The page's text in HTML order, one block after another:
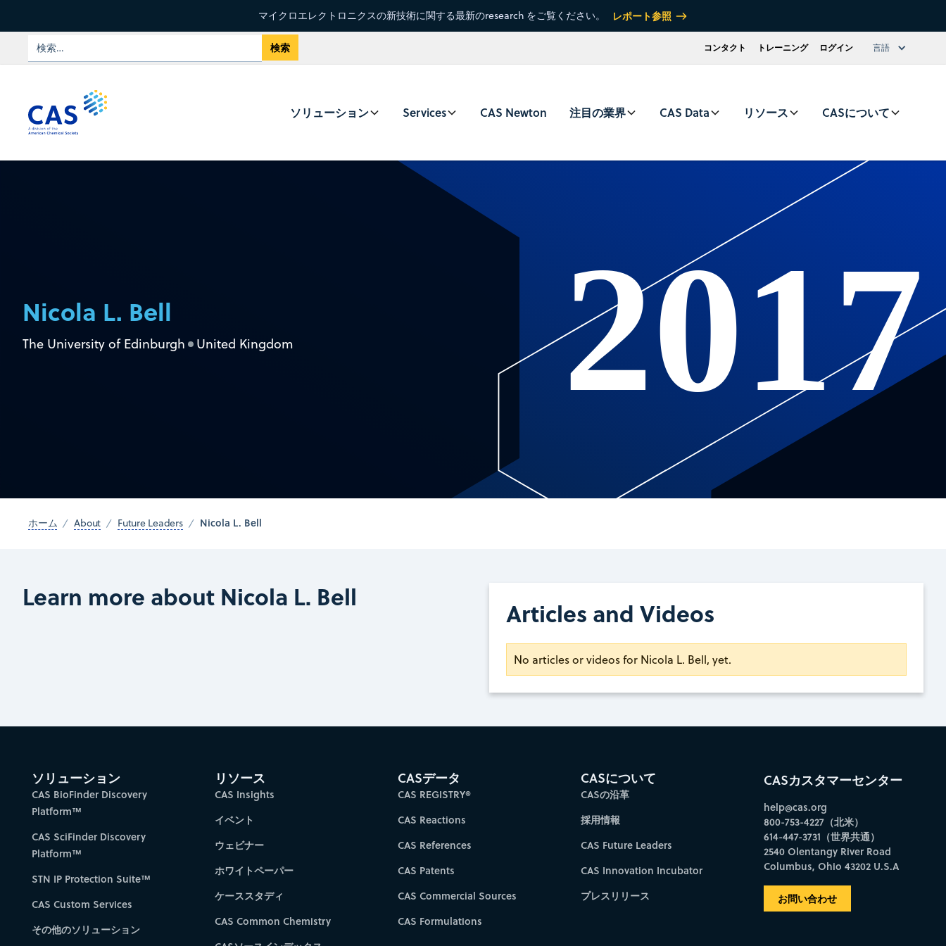
マイクロエレクトロニクスの新技術に関する最新のresearch をご覧ください。 レポート参照
コンタクト トレーニング ログイン 言語
ソリューション Services CAS Newton 注目の業界 CAS Data リソース CASについて
Nicola L. Bell
The University of Edinburgh United Kingdom 2017
ホーム About Future Leaders Nicola L. Bell
Learn more about Nicola L. Bell
Articles and Videos
No articles or videos for Nicola L. Bell, yet.
ソリューション
CAS BioFinder Discovery
Platform™
CAS SciFinder Discovery
Platform™
STN IP Protection Suite™
CAS Custom Services
その他のソリューション
リソース
CAS Insights
イベント
ウェビナー
ホワイトペーパー
ケーススタディ
CAS Common Chemistry
CASデータ
CAS REGISTRY®
CAS Reactions
CAS References
CAS Patents
CAS Commercial Sources
CAS Formulations
CASについて
CASの沿革
採用情報
CAS Future Leaders
CAS Innovation Incubator
プレスリリース
CASカスタマーセンター
help@cas.org
800-753-4227（北米）
614-447-3731（世界共通）
2540 Olentangy River Road
Columbus, Ohio 43202 U.S.A
お問い合わせ